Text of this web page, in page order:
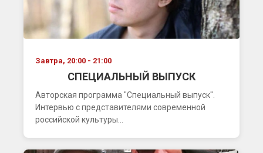
Завтра, 20:00 - 21:00
СПЕЦИАЛЬНЫЙ ВЫПУСК
Авторская программа "Специальный выпуск".
Интервью с представителями современной
российской культуры...